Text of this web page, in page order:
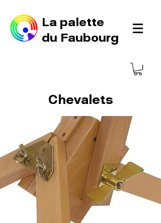
La palette
du Faubourg
Chevalets